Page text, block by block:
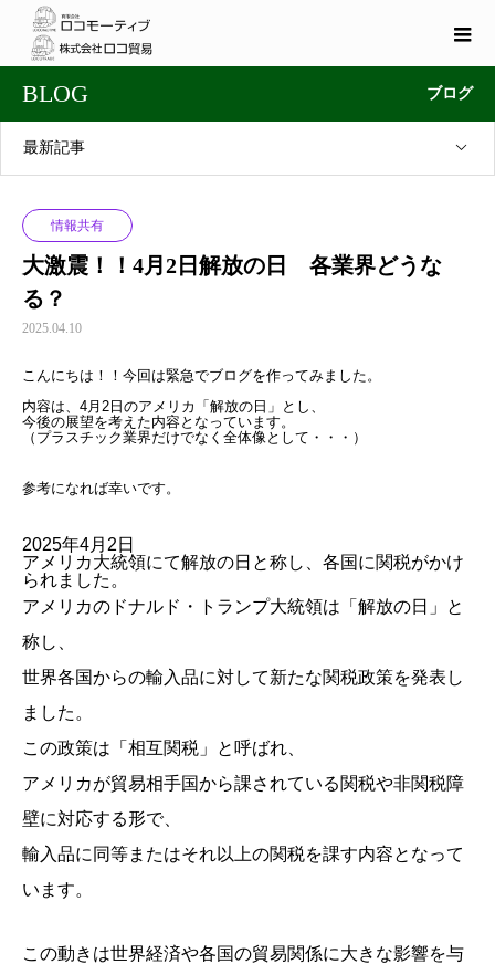
BLOG ブログ
最新記事
情報共有
大激震！！4月2日解放の日 各業界どうな
る？
2025.04.10
こんにちは！！今回は緊急でブログを作ってみました。
内容は、4月2日のアメリカ「解放の日」とし、
今後の展望を考えた内容となっています。
（プラスチック業界だけでなく全体像として・・・）
参考になれば幸いです。
2025年4月2日
アメリカ大統領にて解放の日と称し、各国に関税がかけ
られました。
アメリカのドナルド・トランプ大統領は「解放の日」と
称し、
世界各国からの輸入品に対して新たな関税政策を発表し
ました。
この政策は「相互関税」と呼ばれ、
アメリカが貿易相手国から課されている関税や非関税障
壁に対応する形で、
輸入品に同等またはそれ以上の関税を課す内容となって
います。
この動きは世界経済や各国の貿易関係に大きな影響を与